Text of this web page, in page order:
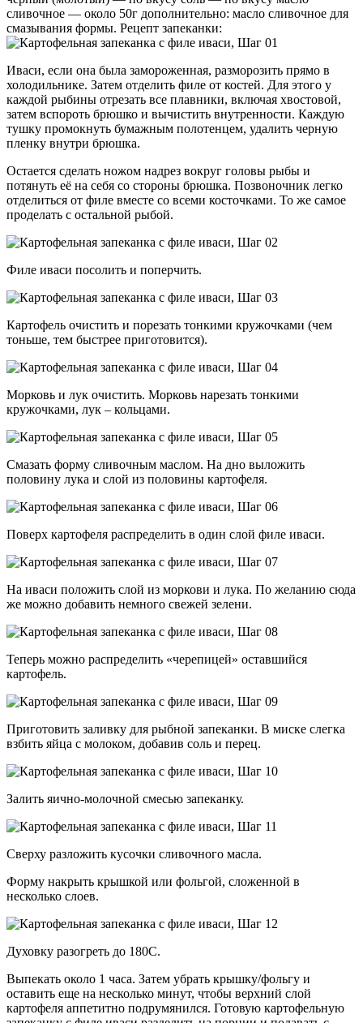
сливочное — около 50г дополнительно: масло сливочное для
смазывания формы. Рецепт запеканки:
Иваси, если она была замороженная, разморозить прямо в
холодильнике. Затем отделить филе от костей. Для этого у
каждой рыбины отрезать все плавники, включая хвостовой,
затем вспороть брюшко и вычистить внутренности. Каждую
тушку промокнуть бумажным полотенцем, удалить черную
пленку внутри брюшка.
Остается сделать ножом надрез вокруг головы рыбы и
потянуть её на себя со стороны брюшка. Позвоночник легко
отделиться от филе вместе со всеми косточками. То же самое
проделать с остальной рыбой.
Филе иваси посолить и поперчить.
Картофель очистить и порезать тонкими кружочками (чем
тоньше, тем быстрее приготовится).
Морковь и лук очистить. Морковь нарезать тонкими
кружочками, лук – кольцами.
Смазать форму сливочным маслом. На дно выложить
половину лука и слой из половины картофеля.
Поверх картофеля распределить в один слой филе иваси.
На иваси положить слой из моркови и лука. По желанию сюда
же можно добавить немного свежей зелени.
Теперь можно распределить «черепицей» оставшийся
картофель.
Приготовить заливку для рыбной запеканки. В миске слегка
взбить яйца с молоком, добавив соль и перец.
Залить яично-молочной смесью запеканку.
Сверху разложить кусочки сливочного масла.
Форму накрыть крышкой или фольгой, сложенной в
несколько слоев.
Духовку разогреть до 180С.
Выпекать около 1 часа. Затем убрать крышку/фольгу и
оставить еще на несколько минут, чтобы верхний слой
картофеля аппетитно подрумянился. Готовую картофельную